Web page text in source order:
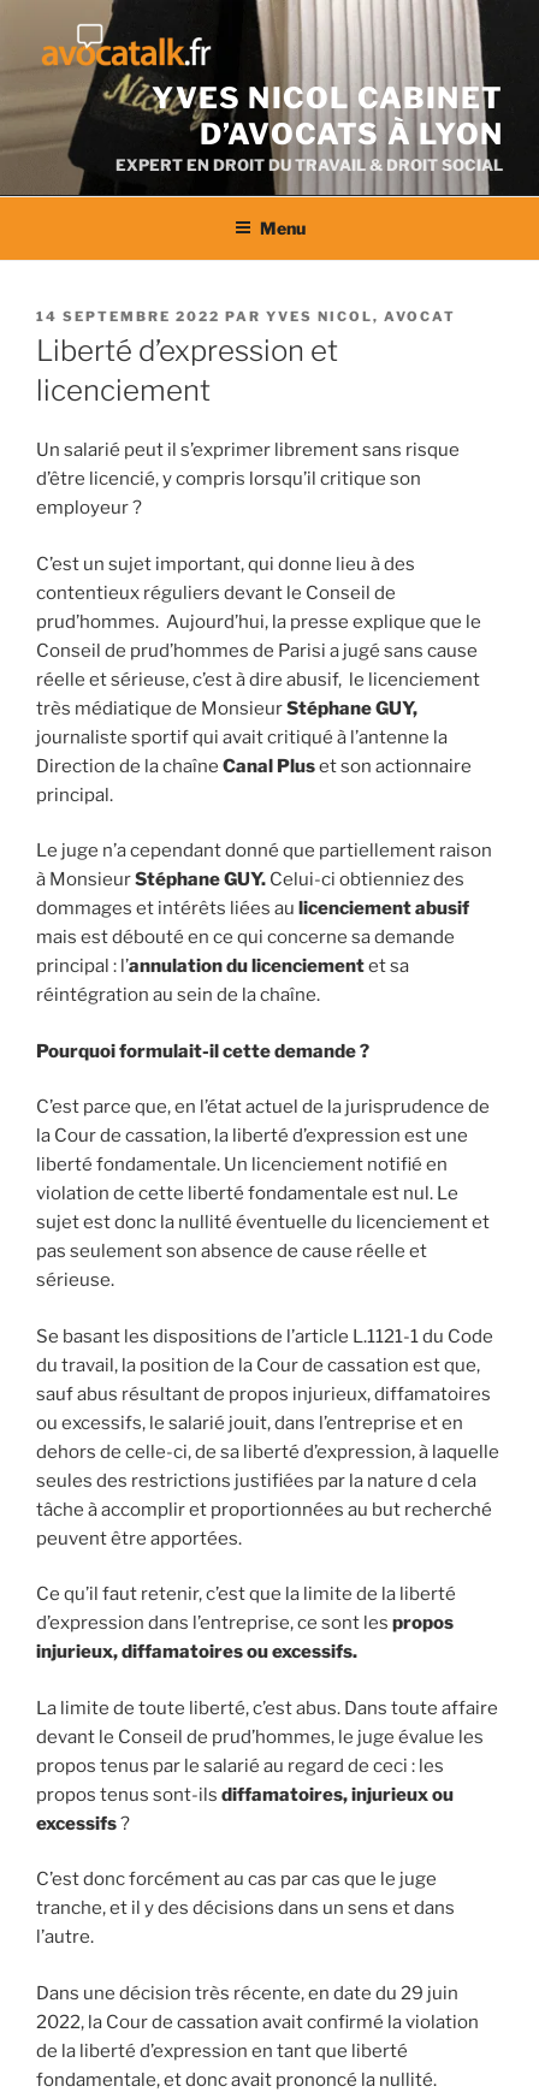
contenu
YVES NICOL CABINET
D’AVOCATS À LYON
EXPERT EN DROIT DU TRAVAIL & DROIT SOCIAL
Menu
PUBLIÉ
LE
14 SEPTEMBRE 2022 PAR YVES NICOL, AVOCAT
Liberté d’expression et
licenciement
Un salarié peut il s’exprimer librement sans risque
d’être licencié, y compris lorsqu’il critique son
employeur ?
C’est un sujet important, qui donne lieu à des
contentieux réguliers devant le Conseil de
prud’hommes. Aujourd’hui, la presse explique que le
Conseil de prud’hommes de Parisi a jugé sans cause
réelle et sérieuse, c’est à dire abusif, le licenciement
très médiatique de MonsieurStéphane GUY,
journaliste sportif qui avait critiqué à l’antenne la
Direction de la chaîne Canal Pluset son actionnaire
principal.
Le juge n’a cependant donné que partiellement raison
à MonsieurStéphane GUY. Celui-ci obtienniez des
dommages et intérêts liées au licenciement abusif
mais est débouté en ce qui concerne sa demande
principal : l’annulation du licenciementet sa
réintégration au sein de la chaîne.
Pourquoi formulait-il cette demande ?
C’est parce que, en l’état actuel de la jurisprudence de
la Cour de cassation, la liberté d’expression est une
liberté fondamentale. Un licenciement notifié en
violation de cette liberté fondamentale est nul. Le
sujet est donc la nullité éventuelle du licenciement et
pas seulement son absence de cause réelle et
sérieuse.
Se basant les dispositions de l’article L.1121-1 du Code
du travail, la position de la Cour de cassation est que,
sauf abus résultant de propos injurieux, diffamatoires
ou excessifs, le salarié jouit, dans l’entreprise et en
dehors de celle-ci, de sa liberté d’expression, à laquelle
seules des restrictions justifiées par la nature d cela
tâche à accomplir et proportionnées au but recherché
peuvent être apportées.
Ce qu’il faut retenir, c’est que la limite de la liberté
d’expression dans l’entreprise, ce sont les propos
injurieux, diffamatoires ou excessifs.
La limite de toute liberté, c’est abus. Dans toute affaire
devant le Conseil de prud’hommes, le juge évalue les
propos tenus par le salarié au regard de ceci : les
propos tenus sont-ils diffamatoires, injurieux ou
excessifs?
C’est donc forcément au cas par cas que le juge
tranche, et il y des décisions dans un sens et dans
l’autre.
Dans une décision très récente, en date du 29 juin
2022, la Cour de cassation avait confirmé la violation
de la liberté d’expression en tant que liberté
fondamentale, et donc avait prononcé la nullité.